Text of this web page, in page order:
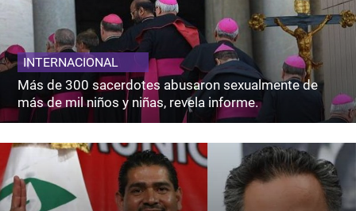
INTERNACIONAL
Más de 300 sacerdotes abusaron sexualmente de
más de mil niños y niñas, revela informe.